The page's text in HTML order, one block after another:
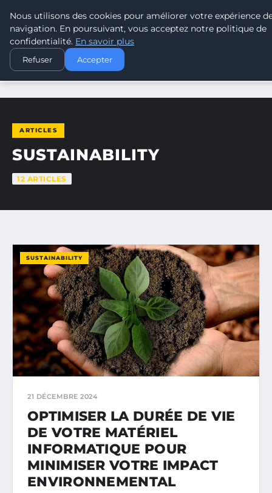
TOUR DE FRANCE POUR LE
ACCUEIL SUSTAINABILITY
ARTICLES
SUSTAINABILITY
12 ARTICLES
SUSTAINABILITY
21 DÉCEMBRE 2024
OPTIMISER LA DURÉE DE VIE
DE VOTRE MATÉRIEL
INFORMATIQUE POUR
MINIMISER VOTRE IMPACT
ENVIRONNEMENTAL
Nous utilisons des cookies pour améliorer votre expérience
navigation. En poursuivant, vous acceptez notre politique de
confidentialité. En savoir plus
Refuser Accepter